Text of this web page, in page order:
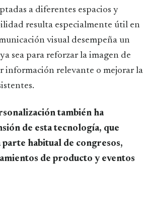
a diferentes espacios y
resulta especialmente útil en
visual desempeña un
sea para reforzar la imagen de
información relevante o mejorar la
también ha
de esta tecnología, que
habitual de congresos,
de producto y eventos